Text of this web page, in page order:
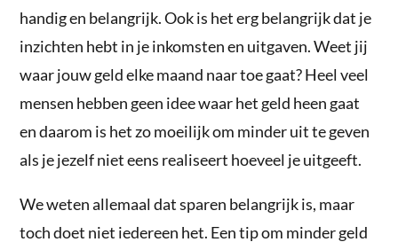
handig en belangrijk. Ook is het erg belangrijk dat je
inzichten hebt in je inkomsten en uitgaven. Weet jij
waar jouw geld elke maand naar toe gaat? Heel veel
mensen hebben geen idee waar het geld heen gaat
en daarom is het zo moeilijk om minder uit te geven
als je jezelf niet eens realiseert hoeveel je uitgeeft.
We weten allemaal dat sparen belangrijk is, maar
toch doet niet iedereen het. Een tip om minder geld